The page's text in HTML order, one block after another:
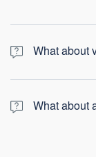
What about
Nea Anchialos
Open
08:30 - 15:30
What about